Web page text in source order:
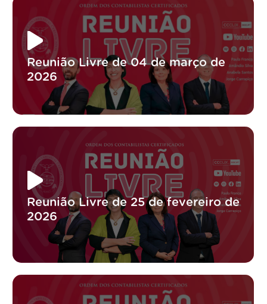
Reunião Livre de 04 de março de
2026
Reunião Livre de 25 de fevereiro de
2026